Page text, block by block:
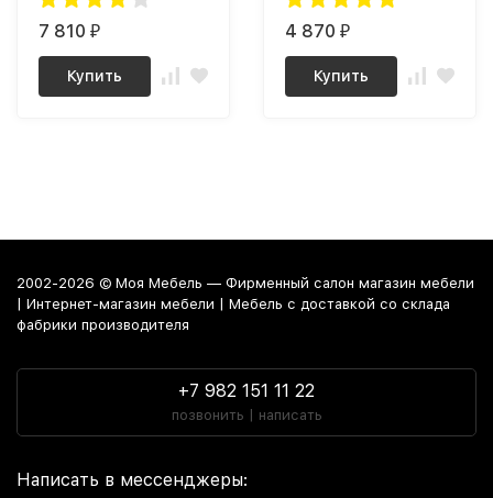
7 810 ₽
Купить
4 870 ₽
Купить
2002-2026 © Моя Мебель — Фирменный салон магазин мебели
| Интернет-магазин мебели | Мебель с доставкой со склада
фабрики производителя
+7 982 151 11 22
позвонить | написать
Написать в мессенджеры: